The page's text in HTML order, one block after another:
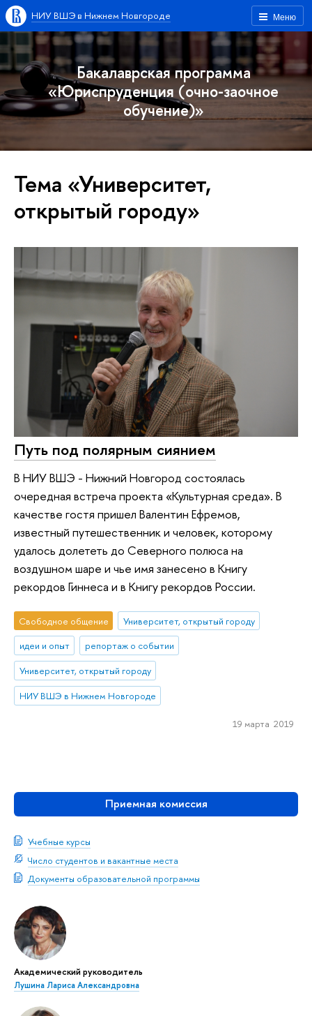
Меню
НИУ ВШЭ в Нижнем Новгороде
Бакалаврская программа
«Юриспруденция (очно-заочное
обучение)»
Приемная комиссия
Учебные курсы
Число студентов и вакантные места
Документы образовательной программы
Академический руководитель
Лушина Лариса Александровна
Тема «Университет,
открытый городу»
Путь под полярным сиянием
В НИУ ВШЭ - Нижний Новгород состоялась
очередная встреча проекта «Культурная среда». В
качестве гостя пришел Валентин Ефремов,
известный путешественник и человек, которому
удалось долететь до Северного полюса на
воздушном шаре и чье имя занесено в Книгу
рекордов Гиннеса и в Книгу рекордов России.
Свободное общение
Университет, открытый городу
идеи и опыт
репортаж о событии
Университет, открытый городу
НИУ ВШЭ в Нижнем Новгороде
19 марта 2019